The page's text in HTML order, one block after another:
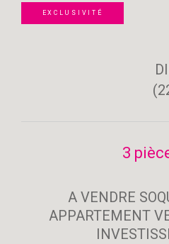
EXCLUSIVITÉ
3
A VENDRE
APPARTEMENT